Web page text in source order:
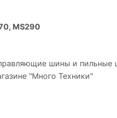
MS290
шины и пильные
"Много Техники"